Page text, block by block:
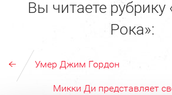
Вы читаете рубрику
Рока»:
Умер Джим Гордон
Микки Ди представляет